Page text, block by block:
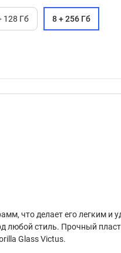
128 Гб 8 + 256 Гб
что делает его легким
любой стиль. Прочный
Glass Victus.